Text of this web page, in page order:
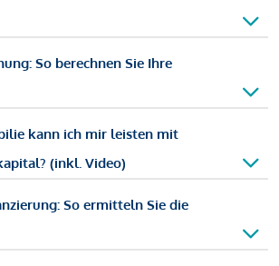
So berechnen Sie Ihre
kann ich mir leisten mit
(inkl. Video)
So ermitteln Sie die